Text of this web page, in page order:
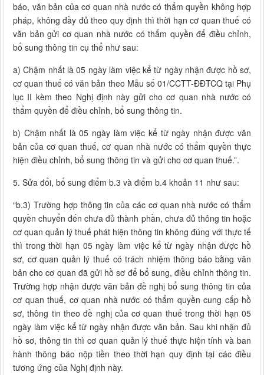
báo, văn bản của cơ quan nhà nước có thẩm quyền không hợp
pháp, không đầy đủ theo quy định thì thời hạn cơ quan thuế có
văn bản gửi cơ quan nhà nước có thẩm quyền để điều chỉnh,
bổ sung thông tin cụ thể như sau:
a) Chậm nhất là 05 ngày làm việc kể từ ngày nhận được hồ sơ,
cơ quan thuế có văn bản theo Mẫu số 01/CCTT-ĐĐTCQ tại Phụ
lục II kèm theo Nghị định này gửi cho cơ quan nhà nước có
thẩm quyền để điều chỉnh, bổ sung thông tin.
b) Chậm nhất là 05 ngày làm việc kể từ ngày nhận được văn
bản của cơ quan thuế, cơ quan nhà nước có thẩm quyền thực
hiện điều chỉnh, bổ sung thông tin và gửi cho cơ quan thuế.”.
5. Sửa đổi, bổ sung điểm b.3 và điểm b.4 khoản 11 như sau:
“b.3) Trường hợp thông tin của các cơ quan nhà nước có thẩm
quyền chuyển đến chưa đủ thành phần, chưa đủ thông tin hoặc
cơ quan quản lý thuế phát hiện thông tin không đúng với thực tế
thì trong thời hạn 05 ngày làm việc kể từ ngày nhận được hồ
sơ, cơ quan quản lý thuế có trách nhiệm thông báo bằng văn
bản cho cơ quan đã gửi hồ sơ để bổ sung, điều chỉnh thông tin.
Trường hợp nhận được văn bản đề nghị bổ sung thông tin của
cơ quan thuế, cơ quan nhà nước có thẩm quyền cung cấp hồ
sơ, thông tin theo đề nghị của cơ quan thuế trong thời hạn 05
ngày làm việc kể từ ngày nhận được văn bản. Sau khi nhận đủ
hồ sơ, thông tin thì cơ quan quản lý thuế thực hiện tính và ban
hành thông báo nộp tiền theo thời hạn quy định tại các điều
tương ứng của Nghị định này.